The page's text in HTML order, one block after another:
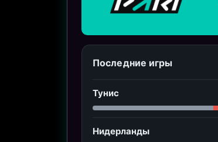
Последние игры
Тунис
Нидерланды